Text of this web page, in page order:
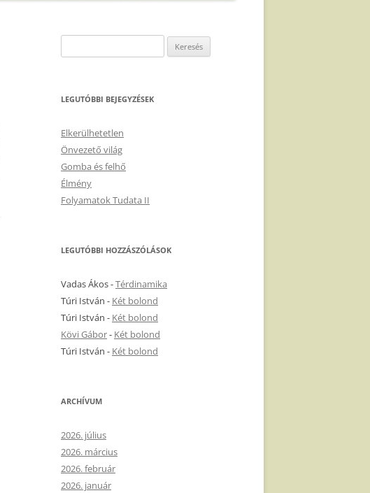
LEGUTÓBBI BEJEGYZÉSEK
Elkerülhetetlen
Önvezető világ
Gomba és felhő
Élmény
Folyamatok Tudata II
LEGUTÓBBI HOZZÁSZÓLÁSOK
Vadas Ákos-Térdinamika
Túri István - Két bolond
Túri István - Két bolond
Kövi Gábor- Két bolond
Túri István - Két bolond
ARCHÍVUM
2026. július
2026. március
2026. február
2026. január